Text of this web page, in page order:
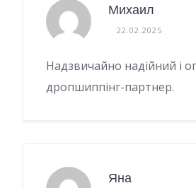
Михаил
22.02.2025
Надзвичайно надійний і
дропшиппінг-партнер.
Яна